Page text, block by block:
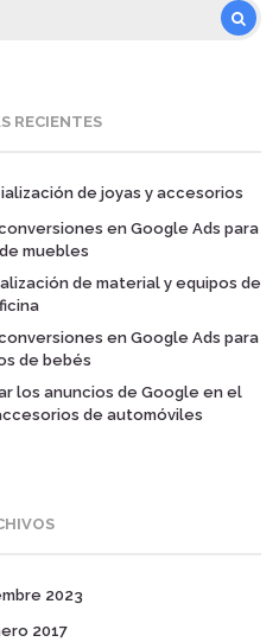
RECIENTES
de joyas y accesorios
en Google Ads para
muebles
de material y equipos de
en Google Ads para
de bebés
los anuncios de Google en el
de automóviles
2023
2017